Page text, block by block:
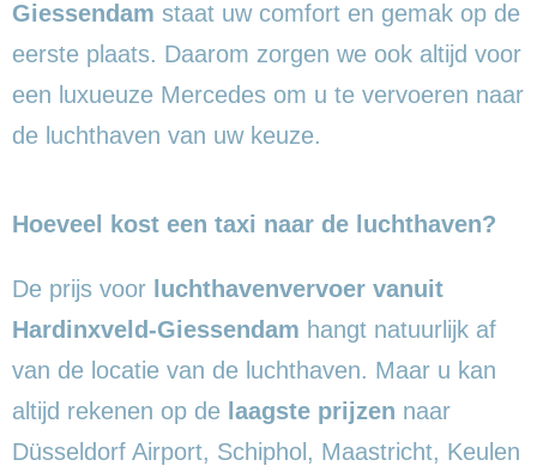
Giessendam staat uw comfort en gemak op de
eerste plaats. Daarom zorgen we ook altijd voor
een luxueuze Mercedes om u te vervoeren naar
de luchthaven van uw keuze.
Hoeveel kost een taxi naar de luchthaven?
De prijs voor luchthavenvervoer vanuit
Hardinxveld-Giessendam hangt natuurlijk af
van de locatie van de luchthaven. Maar u kan
altijd rekenen op de laagste prijzen naar
Düsseldorf Airport, Schiphol, Maastricht, Keulen